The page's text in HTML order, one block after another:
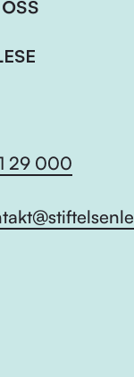
29 000